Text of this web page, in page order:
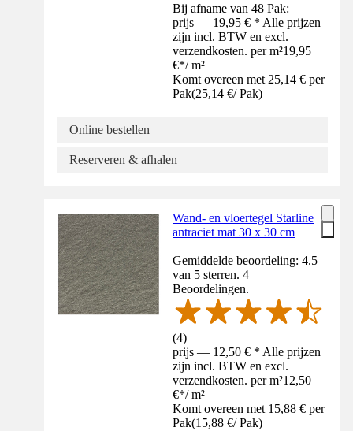
Bij afname van 48 Pak:
prijs — 19,95 € * Alle prijzen
zijn incl. BTW en excl.
verzendkosten. per m²19,95
€*/ m²
Komt overeen met 25,14 € per
Pak(25,14 €/ Pak)
Online bestellen
Reserveren & afhalen
Wand- en vloertegel Starline
antraciet mat 30 x 30 cm
Gemiddelde beoordeling: 4.5
van 5 sterren. 4
Beoordelingen.
(4)
prijs — 12,50 € * Alle prijzen
zijn incl. BTW en excl.
verzendkosten. per m²12,50
€*/ m²
Komt overeen met 15,88 € per
Pak(15,88 €/ Pak)